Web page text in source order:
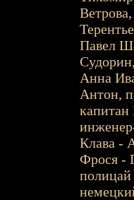
Павел
Анна
Антон,
Клава -
Фрося -